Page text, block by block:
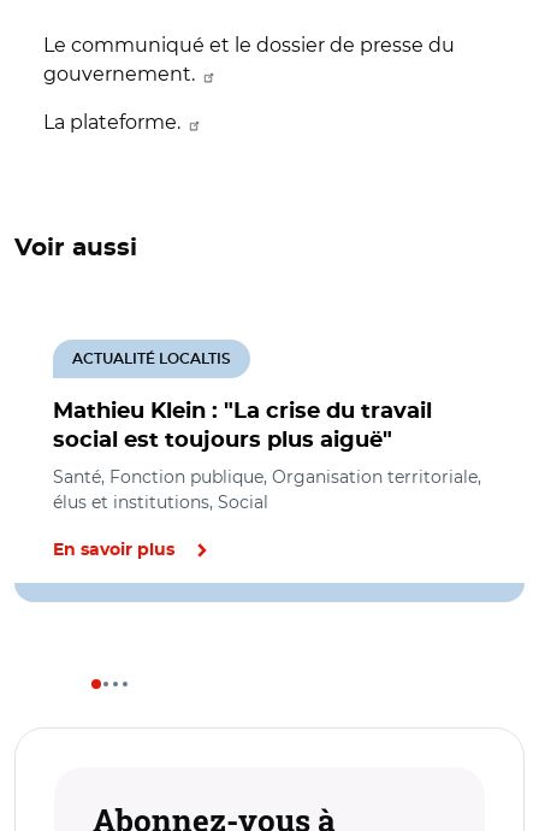
Le communiqué et le dossier de presse du
gouvernement.
La plateforme.
Voir aussi
Mathieu Klein : "La crise du travail
social est toujours plus aiguë"
ACTUALITÉ LOCALTIS
Santé, Fonction publique, Organisation territoriale,
élus et institutions, Social
En savoir plus
Abonnez-vous à